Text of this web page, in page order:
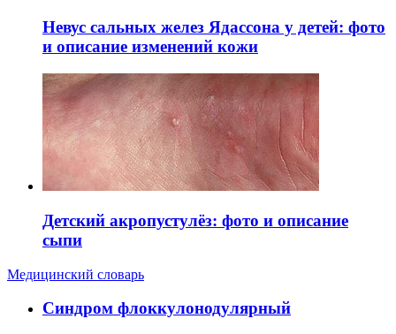
Невус сальных желез Ядассона у детей: фото
и описание изменений кожи
Детский акропустулёз: фото и описание
сыпи
Медицинский словарь
Cиндром флоккулонодулярный